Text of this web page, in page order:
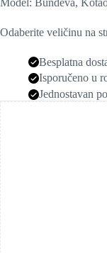
Odaberite veličinu na
Besplatna
Isporučeno u
Jednostavan